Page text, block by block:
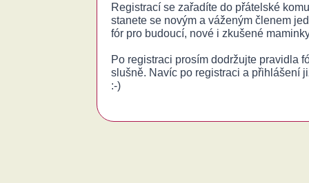
Registrací se zařadíte do přátelské
stanete se novým a váženým členem
fór pro budoucí, nové i zkušené
Po registraci prosím dodržujte pravidla
slušně. Navíc po registraci a přihlášení
:-)